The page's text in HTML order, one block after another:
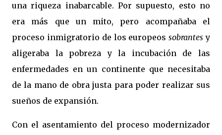
una riqueza inabarcable. Por supuesto, esto no
era más que un mito, pero acompañaba el
proceso inmigratorio de los europeossobrantes y
aligeraba la pobreza y la incubación de las
enfermedades en un continente que necesitaba
de la mano de obra justa para poder realizar sus
sueños de expansión.
Con el asentamiento del proceso modernizador